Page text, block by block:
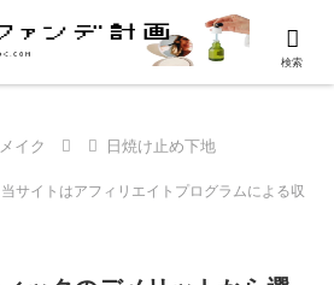
イク 日焼け止め下地
サイトはアフィリエイトプログラムによる収
検索